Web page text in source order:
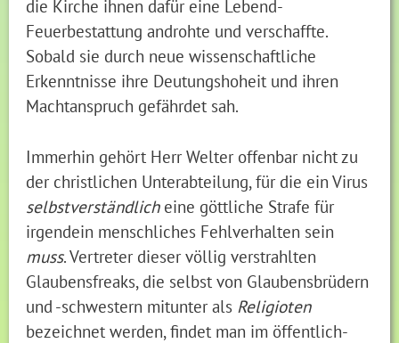
die Kirche ihnen dafür eine Lebend-
Feuerbestattung androhte und verschaffte.
Sobald sie durch neue wissenschaftliche
Erkenntnisse ihre Deutungshoheit und ihren
Machtanspruch gefährdet sah.
Immerhin gehört Herr Welter offenbar nicht zu
der christlichen Unterabteilung, für die ein Virus
selbstverständlich eine göttliche Strafe für
irgendein menschliches Fehlverhalten sein
muss. Vertreter dieser völlig verstrahlten
Glaubensfreaks, die selbst von Glaubensbrüdern
und -schwestern mitunter als Religioten
bezeichnet werden, findet man im öffentlich-